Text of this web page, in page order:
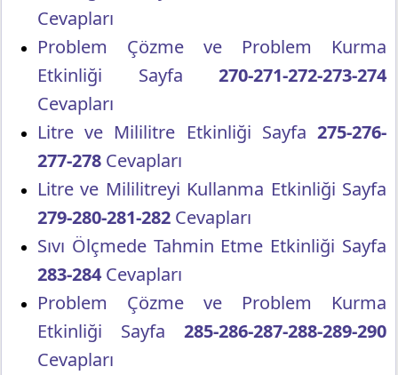
Cevapları
Problem Çözme ve Problem Kurma
Etkinliği Sayfa 270-271-272-273-274
Cevapları
Litre ve Mililitre Etkinliği Sayfa 275-276-
277-278 Cevapları
Litre ve Mililitreyi Kullanma Etkinliği Sayfa
279-280-281-282 Cevapları
Sıvı Ölçmede Tahmin Etme Etkinliği Sayfa
283-284 Cevapları
Problem Çözme ve Problem Kurma
Etkinliği Sayfa 285-286-287-288-289-290
Cevapları